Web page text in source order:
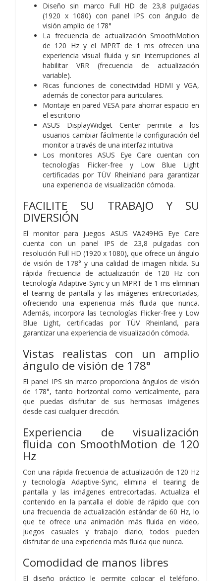
Diseño sin marco Full HD de 23,8 pulgadas
(1920 x 1080) con panel IPS con ángulo de
visión amplio de 178°
La frecuencia de actualización SmoothMotion
de 120 Hz y el MPRT de 1 ms ofrecen una
experiencia visual fluida y sin interrupciones al
habilitar VRR (frecuencia de actualización
variable).
Ricas funciones de conectividad HDMI y VGA,
además de conector para auriculares.
Montaje en pared VESA para ahorrar espacio en
el escritorio
ASUS DisplayWidget Center permite a los
usuarios cambiar fácilmente la configuración del
monitor a través de una interfaz intuitiva
Los monitores ASUS Eye Care cuentan con
tecnologías Flicker-free y Low Blue Light
certificadas por TÜV Rheinland para garantizar
una experiencia de visualización cómoda.
FACILITE SU TRABAJO Y SU
DIVERSIÓN
El monitor para juegos ASUS VA249HG Eye Care
cuenta con un panel IPS de 23,8 pulgadas con
resolución Full HD (1920 x 1080), que ofrece un ángulo
de visión de 178° y una calidad de imagen nítida. Su
rápida frecuencia de actualización de 120 Hz con
tecnología Adaptive-Sync y un MPRT de 1 ms eliminan
el tearing de pantalla y las imágenes entrecortadas,
ofreciendo una experiencia más fluida que nunca.
Además, incorpora las tecnologías Flicker-free y Low
Blue Light, certificadas por TÜV Rheinland, para
garantizar una experiencia de visualización cómoda.
Vistas realistas con un amplio
ángulo de visión de 178°
El panel IPS sin marco proporciona ángulos de visión
de 178°, tanto horizontal como verticalmente, para
que puedas disfrutar de sus hermosas imágenes
desde casi cualquier dirección.
Experiencia de visualización
fluida con SmoothMotion de 120
Hz
Con una rápida frecuencia de actualización de 120 Hz
y tecnología Adaptive-Sync, elimina el tearing de
pantalla y las imágenes entrecortadas. Actualiza el
contenido en la pantalla el doble de rápido que con
una frecuencia de actualización estándar de 60 Hz, lo
que te ofrece una animación más fluida en video,
juegos casuales y trabajo diario; todos pueden
disfrutar de una experiencia más fluida que nunca.
Comodidad de manos libres
El diseño práctico le permite colocar el teléfono,